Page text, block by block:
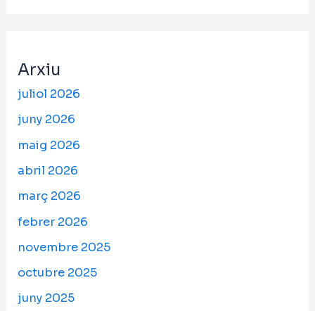
Arxiu
juliol 2026
juny 2026
maig 2026
abril 2026
març 2026
febrer 2026
novembre 2025
octubre 2025
juny 2025